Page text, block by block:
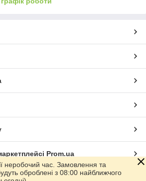
Prom.ua
неробочий час. Замовлення та
оброблені з 08:00 найближчого